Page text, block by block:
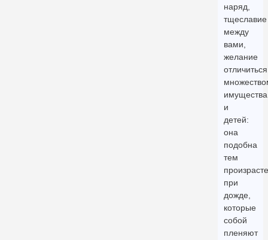
наряд,
тщеславие
между
вами,
желание
отличиться
имущества
и
детей:
она
подобна
тем
при
дожде,
которые
собой
пленяют